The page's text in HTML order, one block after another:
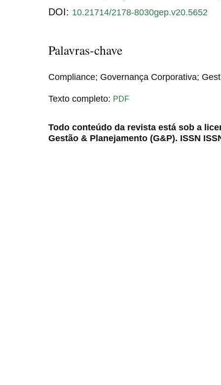
DOI: 10.21714/2178-8030gep.v20.5652
Palavras-chave
Compliance; Governança Corporativa;
Texto completo: PDF
Todo conteúdo da revista está sob a
Gestão & Planejamento (G&P). ISSN